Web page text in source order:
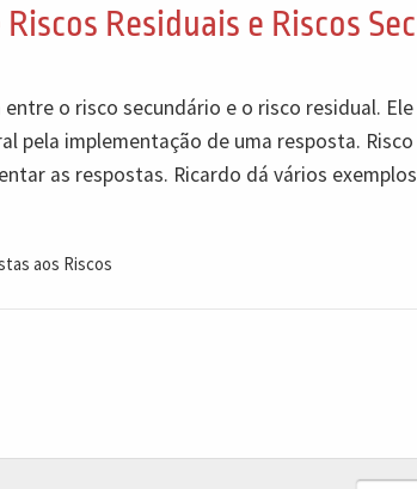
Residuais e Riscos
o risco secundário e o risco residual.
pela implementação de uma resposta.
as respostas. Ricardo dá vários
aos Riscos